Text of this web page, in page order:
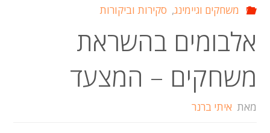
משחקים וגיימינג, סקירות וביקורות
אלבומים בהשראת
משחקים – המצעד
מאת איתי ברנר